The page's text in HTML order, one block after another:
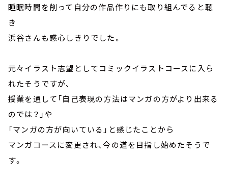
睡眠時間を削って自分の作品作りにも取り組んでると聴
き
浜谷さんも感心しきりでした。
元々イラスト志望としてコミックイラストコースに入ら
れたそうですが、
授業を通して「自己表現の方法はマンガの方がより出来る
のでは？」や
「マンガの方が向いている」と感じたことから
マンガコースに変更され、今の道を目指し始めたそうで
す。